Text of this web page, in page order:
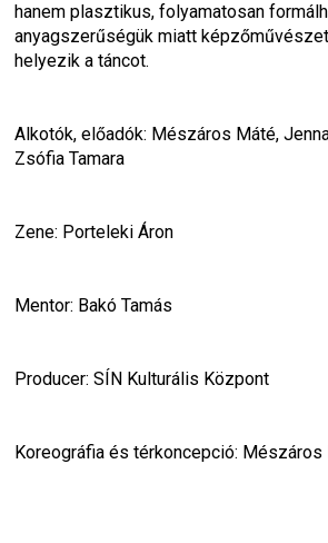
hanem plasztikus, folyamatosan
anyagszerűségük miatt
helyezik a táncot.
Alkotók, előadók: Mészáros Máté,
Zsófia Tamara
Zene: Porteleki Áron
Mentor: Bakó Tamás
Producer: SÍN Kulturális Központ
Koreográfia és térkoncepció: Mészáros